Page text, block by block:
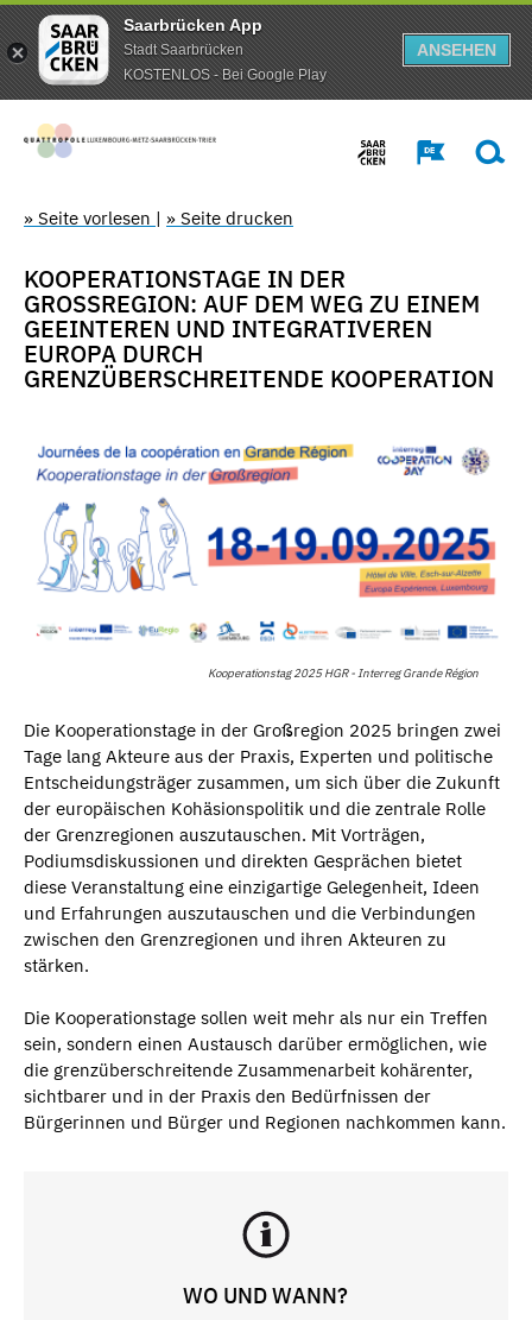
Saarbrücken App
Stadt Saarbrücken
KOSTENLOS - Bei Google Play
ANSEHEN
» Seite vorlesen | » Seite drucken
KOOPERATIONSTAGE IN DER
GROSSREGION: AUF DEM WEG ZU EINEM G
EEINTEREN UND INTEGRATIVEREN E
UROPA DURCH G
RENZÜBERSCHREITENDE KOOPERATION
Kooperationstag 2025 HGR - Interreg Grande Région
Die Kooperationstage in der Großregion 2025 bringen zwei
Tage lang Akteure aus der Praxis, Experten und politische
Entscheidungsträger zusammen, um sich über die Zukunft
der europäischen Kohäsionspolitik und die zentrale Rolle
der Grenzregionen auszutauschen. Mit Vorträgen,
Podiumsdiskussionen und direkten Gesprächen bietet
diese Veranstaltung eine einzigartige Gelegenheit, Ideen
und Erfahrungen auszutauschen und die Verbindungen
zwischen den Grenzregionen und ihren Akteuren zu
stärken.
Die Kooperationstage sollen weit mehr als nur ein Treffen
sein, sondern einen Austausch darüber ermöglichen, wie
die grenzüberschreitende Zusammenarbeit kohärenter,
sichtbarer und in der Praxis den Bedürfnissen der
Bürgerinnen und Bürger und Regionen nachkommen kann.
WO UND WANN?